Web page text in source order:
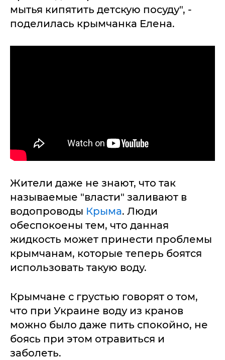
мытья кипятить детскую посуду", -
поделилась крымчанка Елена.
Жители даже не знают, что так
называемые "власти" заливают в
водопроводы Крыма. Люди
обеспокоены тем, что данная
жидкость может принести проблемы
крымчанам, которые теперь боятся
использовать такую воду.
Крымчане с грустью говорят о том,
что при Украине воду из кранов
можно было даже пить спокойно, не
боясь при этом отравиться и
заболеть.